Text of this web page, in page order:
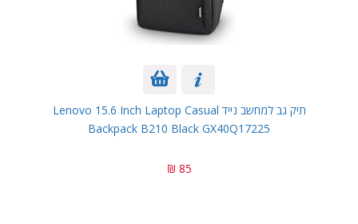
תיק גב למחשב נייד Lenovo 15.6 Inch Laptop Casual
Backpack B210 Black GX40Q17225
85 ₪